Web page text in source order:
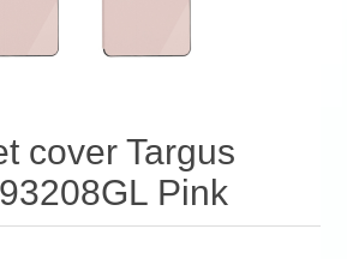
cover Targus
Pink